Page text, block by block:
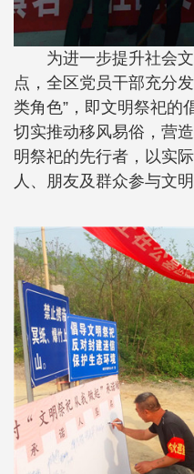
为进一步提升社会
点，全区党员干部充分
类角色”，即文明祭祀的
切实推动移风易俗，营
明祭祀的先行者，以实
人、朋友及群众参与文明